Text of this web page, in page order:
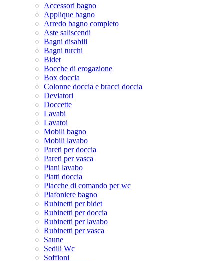
Accessori bagno
Applique bagno
Arredo bagno completo
Aste saliscendi
Bagni disabili
Bagni turchi
Bidet
Bocche di erogazione
Box doccia
Colonne doccia e bracci doccia
Deviatori
Doccette
Lavabi
Lavatoi
Mobili bagno
Mobili lavabo
Pareti per doccia
Pareti per vasca
Piani lavabo
Piatti doccia
Placche di comando per wc
Plafoniere bagno
Rubinetti per bidet
Rubinetti per doccia
Rubinetti per lavabo
Rubinetti per vasca
Saune
Sedili Wc
Soffioni